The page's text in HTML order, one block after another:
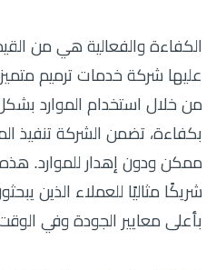
الكفاءة والفعالية هي من
عليها شركة خدمات ترميم
من خلال استخدام الموارد
بكفاءة، تضمن الشركة تنفيذ
ممكن ودون إهدار للموارد.
شريكًا مثاليًا للعملاء الذين
بأعلى معايير الجودة وفي